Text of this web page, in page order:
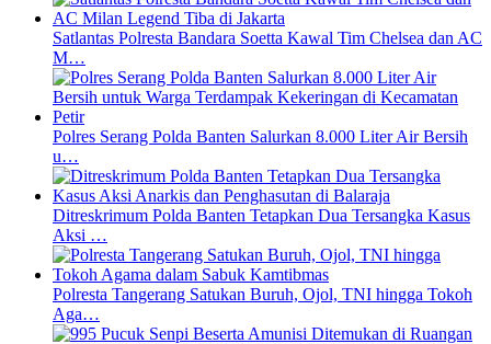
Satlantas Polresta Bandara Soetta Kawal Tim Chelsea dan AC
M…
Polres Serang Polda Banten Salurkan 8.000 Liter Air Bersih
u…
Ditreskrimum Polda Banten Tetapkan Dua Tersangka Kasus
Aksi …
Polresta Tangerang Satukan Buruh, Ojol, TNI hingga Tokoh
Aga…